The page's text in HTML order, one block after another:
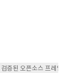
된 오픈소스 프레임워